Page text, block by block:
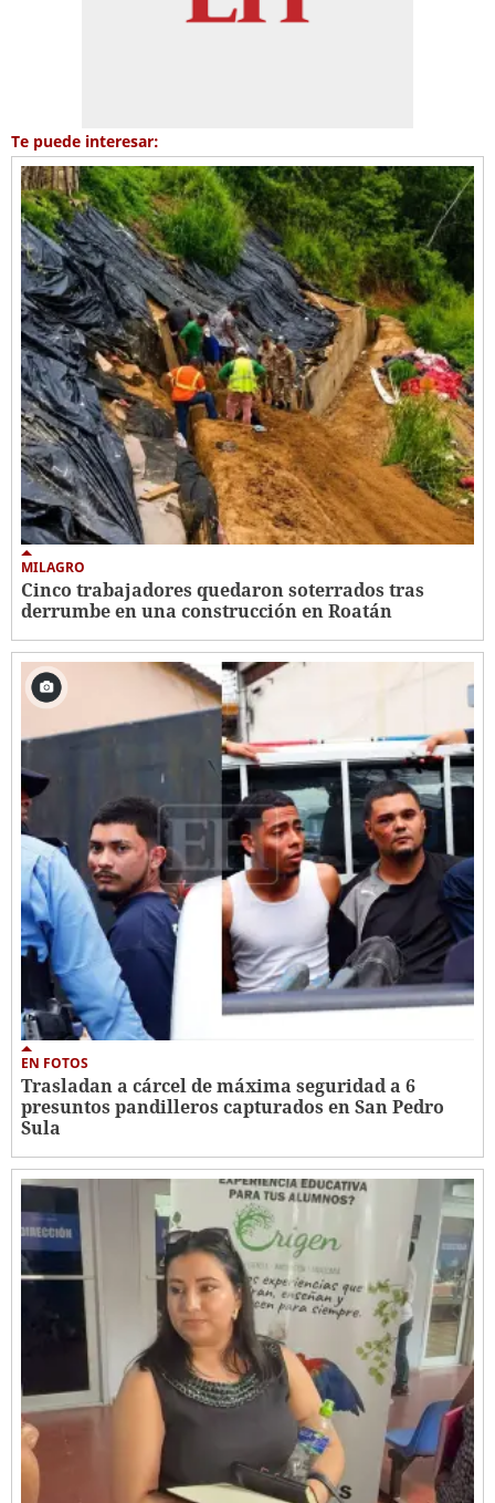
Te puede interesar:
MILAGRO
Cinco trabajadores quedaron soterrados tras
derrumbe en una construcción en Roatán
EN FOTOS
Trasladan a cárcel de máxima seguridad a 6
presuntos pandilleros capturados en San Pedro
Sula